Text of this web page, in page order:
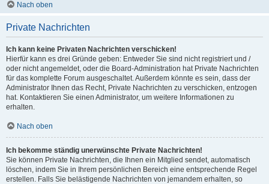
Nach oben
Private Nachrichten
Ich kann keine Privaten Nachrichten verschicken!
Hierfür kann es drei Gründe geben: Entweder Sie sind nicht registriert und /
oder nicht angemeldet, oder die Board-Administration hat Private Nachrichten
für das komplette Forum ausgeschaltet. Außerdem könnte es sein, dass der
Administrator Ihnen das Recht, Private Nachrichten zu verschicken, entzogen
hat. Kontaktieren Sie einen Administrator, um weitere Informationen zu
erhalten.
Nach oben
Ich bekomme ständig unerwünschte Private Nachrichten!
Sie können Private Nachrichten, die Ihnen ein Mitglied sendet, automatisch
löschen, indem Sie in Ihrem persönlichen Bereich eine entsprechende Regel
erstellen. Falls Sie belästigende Nachrichten von jemandem erhalten, so